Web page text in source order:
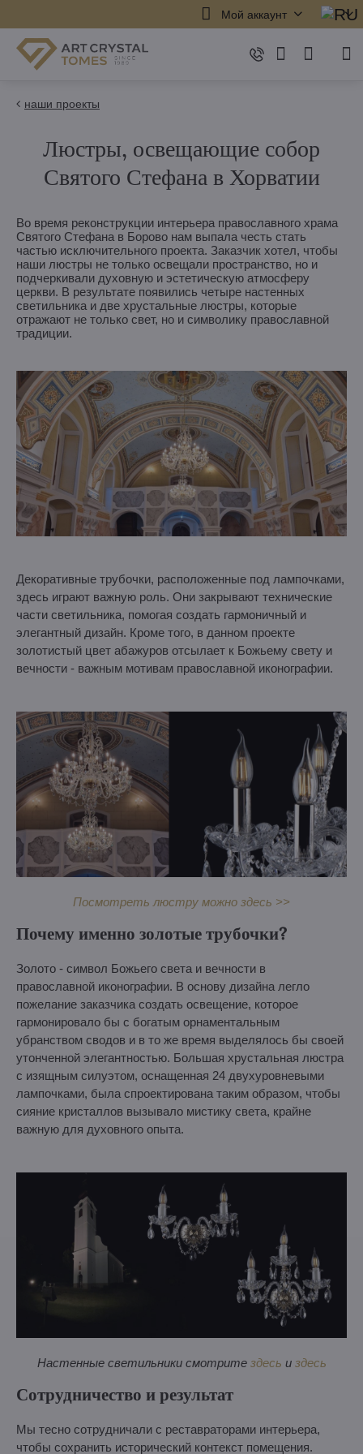
Мой аккаунт
наши проекты
Люстры, освещающие собор
Святого Стефана в Хорватии
Во время реконструкции интерьера православного храма
Святого Стефана в Борово нам выпала честь стать
частью исключительного проекта. Заказчик хотел, чтобы
наши люстры не только освещали пространство, но и
подчеркивали духовную и эстетическую атмосферу
церкви. В результате появились четыре настенных
светильника и две хрустальные люстры, которые
отражают не только свет, но и символику православной
традиции.
Декоративные трубочки, расположенные под лампочками,
здесь играют важную роль. Они закрывают технические
части светильника, помогая создать гармоничный и
элегантный дизайн. Кроме того, в данном проекте
золотистый цвет абажуров отсылает к Божьему свету и
вечности - важным мотивам православной иконографии.
Посмотреть люстру можно здесь >>
Почему именно золотые трубочки?
Золото - символ Божьего света и вечности в
православной иконографии. В основу дизайна легло
пожелание заказчика создать освещение, которое
гармонировало бы с богатым орнаментальным
убранством сводов и в то же время выделялось бы своей
утонченной элегантностью. Большая хрустальная люстра
с изящным силуэтом, оснащенная 24 двухуровневыми
лампочками, была спроектирована таким образом, чтобы
сияние кристаллов вызывало мистику света, крайне
важную для духовного опыта.
Настенные светильники смотрите здесь и здесь
Сотрудничество и результат
Мы тесно сотрудничали с реставраторами интерьера,
чтобы сохранить исторический контекст помещения.